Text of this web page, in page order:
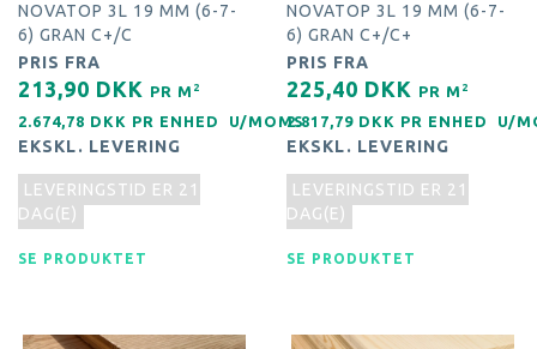
NOVATOP 3L 19 MM (6-7-
6) GRAN C+/C
PRIS FRA
213,90 DKK PR M 2
2.674,78 DKK PR ENHED U/MOMS
EKSKL. LEVERING
LEVERINGSTID ER 21
DAG(E)
SE PRODUKTET
NOVATOP 3L 19 MM (6-7-
6) GRAN C+/C+
PRIS FRA
225,40 DKK PR M 2
2.817,79 DKK PR ENHED U/
EKSKL. LEVERING
LEVERINGSTID ER 21
DAG(E)
SE PRODUKTET